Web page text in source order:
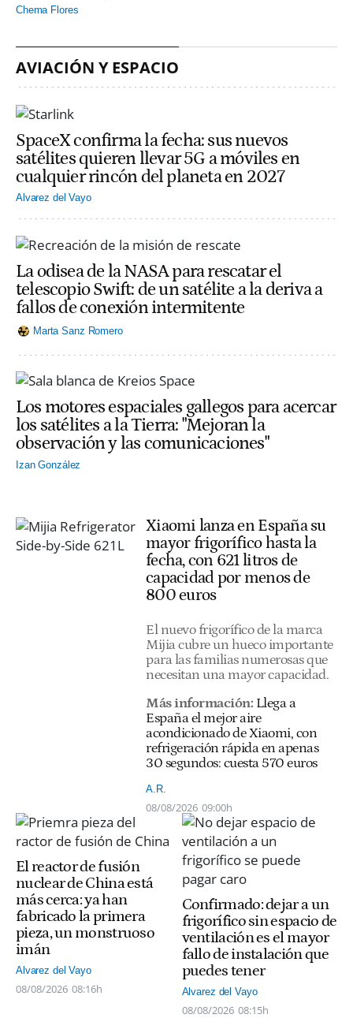
Chema Flores
AVIACIÓN Y ESPACIO
SpaceX confirma la fecha: sus nuevos
satélites quieren llevar 5G a móviles en
cualquier rincón del planeta en 2027
Alvarez del Vayo
La odisea de la NASA para rescatar el
telescopio Swift: de un satélite a la deriva a
fallos de conexión intermitente
Marta Sanz Romero
Los motores espaciales gallegos para acercar
los satélites a la Tierra: "Mejoran la
observación y las comunicaciones"
Izan González
Xiaomi lanza en España su
mayor frigorífico hasta la
fecha, con 621 litros de
capacidad por menos de
800 euros
El nuevo frigorífico de la marca
Mijia cubre un hueco importante
para las familias numerosas que
necesitan una mayor capacidad.
Más información: Llega a
España el mejor aire
acondicionado de Xiaomi, con
refrigeración rápida en apenas
30 segundos: cuesta 570 euros
A.R.
08/08/2026 09:00h
El reactor de fusión
nuclear de China está
más cerca: ya han
fabricado la primera
pieza, un monstruoso
imán
Alvarez del Vayo
08/08/2026 08:16h
Confirmado: dejar a un
frigorífico sin espacio de
ventilación es el mayor
fallo de instalación que
puedes tener
Alvarez del Vayo
08/08/2026 08:15h